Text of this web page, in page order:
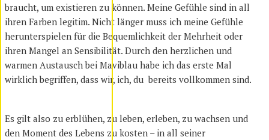
braucht, um existieren zu können. Meine Gefühle sind in all
ihren Farben legitim. Nicht länger muss ich meine Gefühle
herunterspielen für die Bequemlichkeit der Mehrheit oder
ihren Mangel an Sensibilität. Durch den herzlichen und
warmen Austausch bei Maviblau habe ich das erste Mal
wirklich begriffen, dass wir, ich, du bereits vollkommen sind.
Es gilt also zu erblühen, zu leben, erleben, zu wachsen und
den Moment des Lebens zu kosten – in all seiner